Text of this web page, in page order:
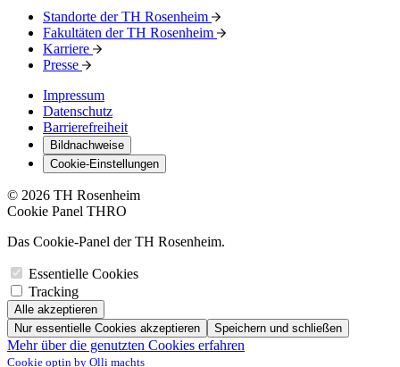
Standorte der TH Rosenheim
Fakultäten der TH Rosenheim
Karriere
Presse
Impressum
Datenschutz
Barrierefreiheit
Bildnachweise
Cookie-Einstellungen
© 2026 TH Rosenheim
Cookie Panel THRO
Das Cookie-Panel der TH Rosenheim.
Essentielle Cookies
Tracking
Alle akzeptieren
Nur essentielle Cookies akzeptieren
Speichern und schließen
Mehr über die genutzten Cookies erfahren
Cookie optin by Olli machts